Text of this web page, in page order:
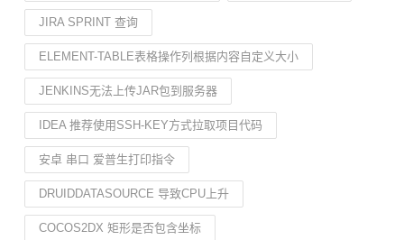
JIRA SPRINT 查询
ELEMENT-TABLE表格操作列根据内容自定义大小
JENKINS无法上传JAR包到服务器
IDEA 推荐使用SSH-KEY方式拉取项目代码
安卓 串口 爱普生打印指令
DRUIDDATASOURCE 导致CPU上升
COCOS2DX 矩形是否包含坐标